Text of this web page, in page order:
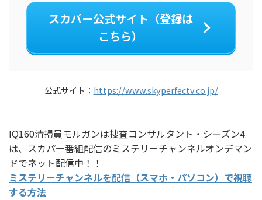
スカパー公式サイト（登録は
こちら）
公式サイト： https://www.skyperfectv.co.jp/
IQ160清掃員モルガンは捜査コンサルタント・シーズン4
は、スカパー番組配信のミステリーチャンネルオンデマン
ドでネット配信中！！
ミステリーチャンネルを配信（スマホ・パソコン）で視聴
する方法